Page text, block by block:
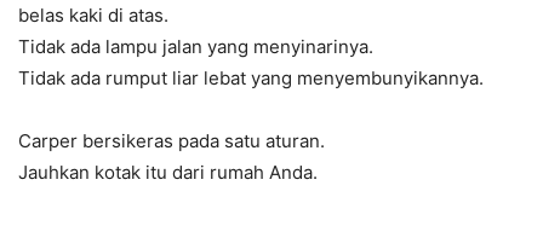
belas kaki di atas.
Tidak ada lampu jalan yang menyinarinya.
Tidak ada rumput liar lebat yang menyembunyikannya.
Carper bersikeras pada satu aturan.
Jauhkan kotak itu dari rumah Anda.